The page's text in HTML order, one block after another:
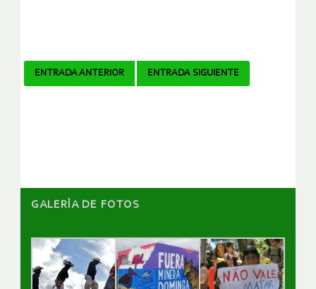
Navegador
ENTRADA ANTERIOR ENTRADA SIGUIENTE
GALERÌA DE FOTOS